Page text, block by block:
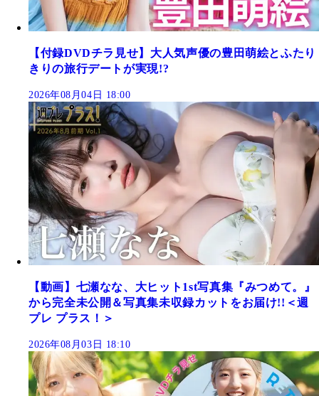
【付録DVDチラ見せ】大人気声優の豊田萌絵とふたり
きりの旅行デートが実現!?
2026年08月04日 18:00
【動画】七瀬なな、大ヒット1st写真集『みつめて。』
から完全未公開＆写真集未収録カットをお届け!!＜週
プレ プラス！＞
2026年08月03日 18:10